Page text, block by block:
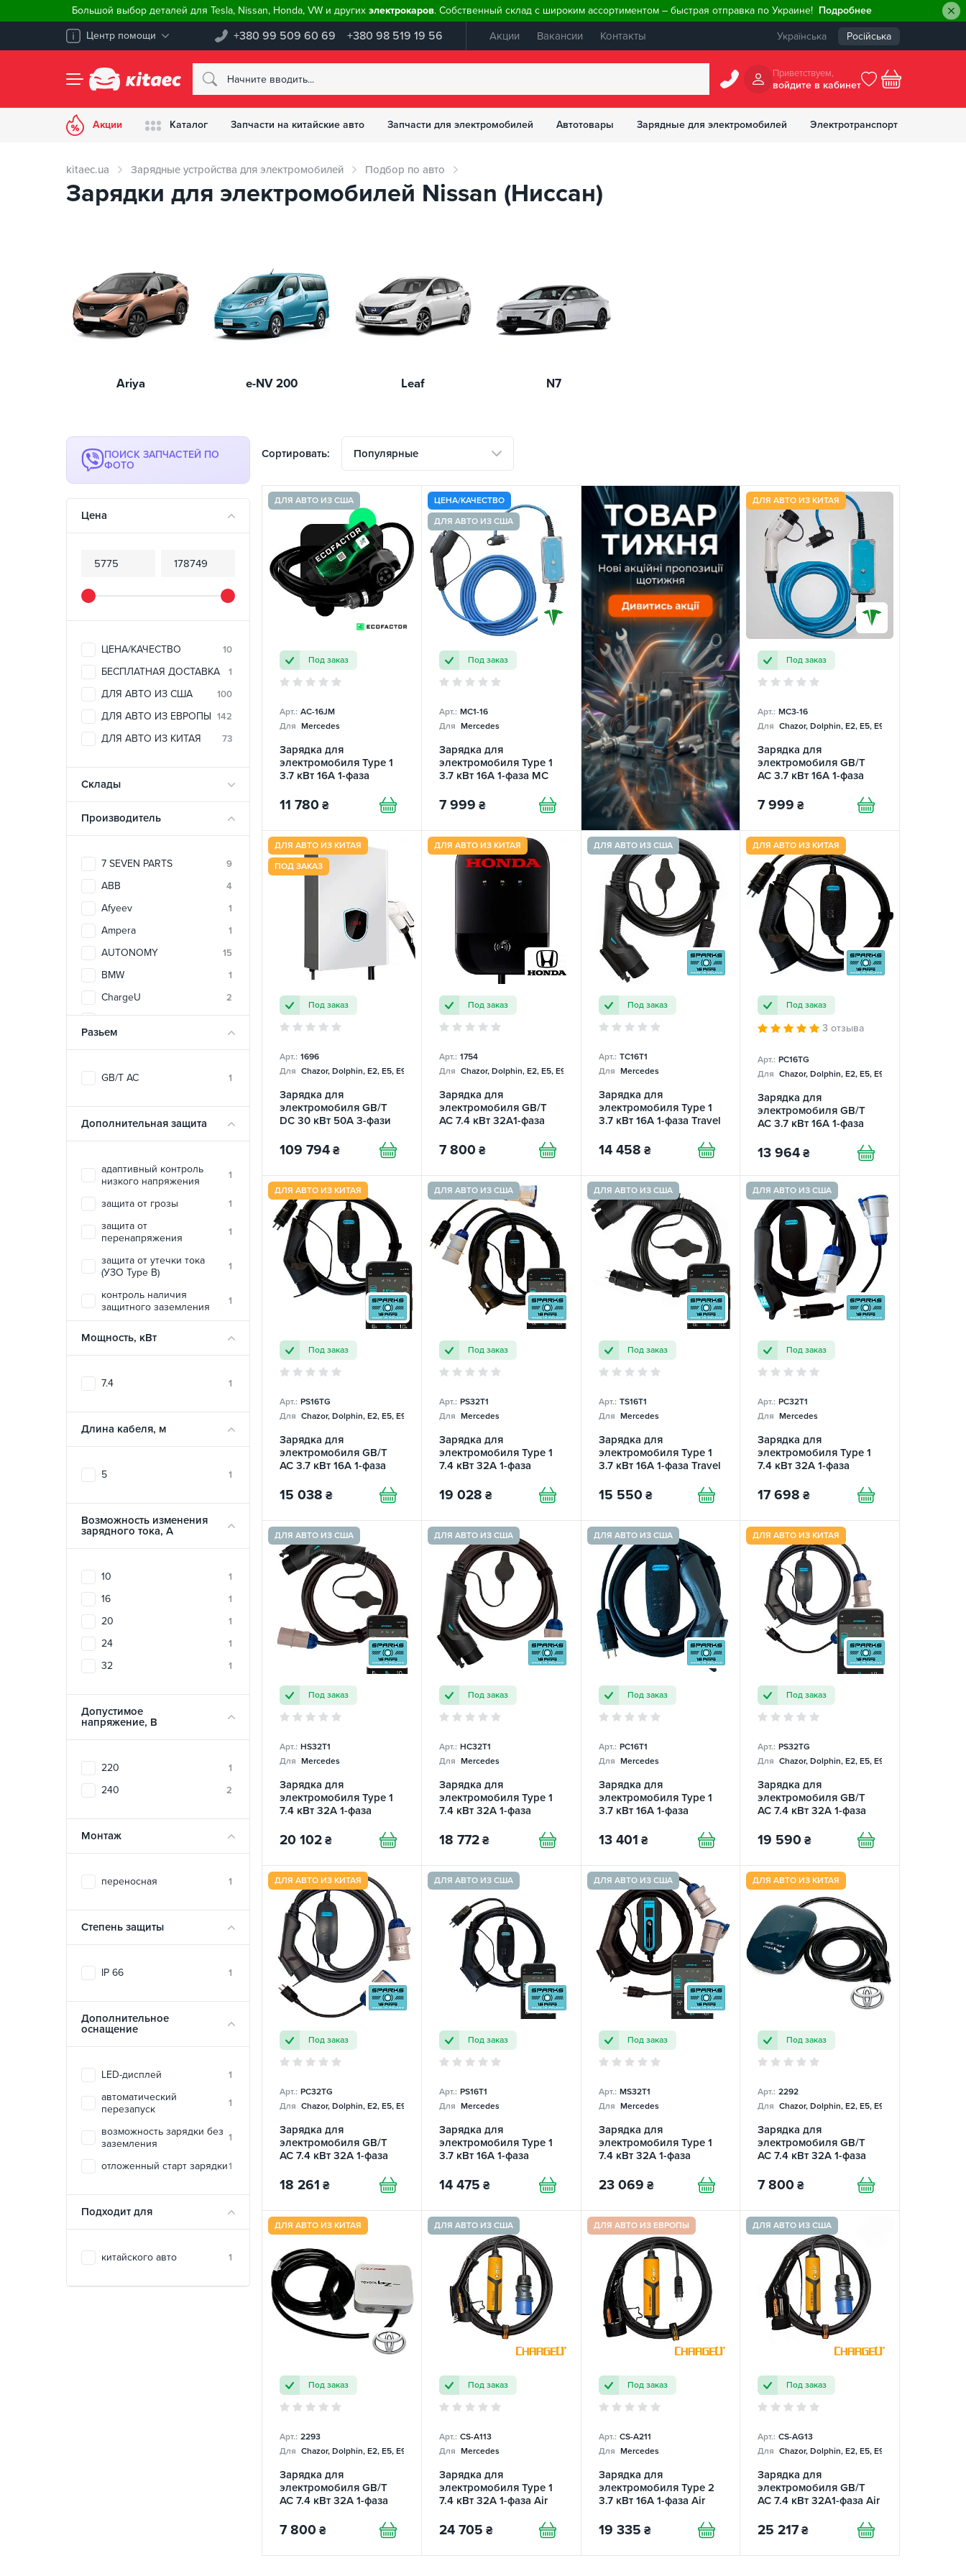
Большой выбор деталей для Tesla, Nissan, Honda, VW и других электрокаров. Собственный склад с широким ассортиментом – быстрая отправка по Украине! Подробнее
Центр помощи +380 99 509 60 69 +380 98 519 19 56 Акции Вакансии Контакты Українська Російська
Приветствуем,
войдите в кабинет
Акции Каталог Запчасти на китайские авто Запчасти для электромобилей Автотовары Зарядные для электромобилей Электротранспорт
kitaec.ua Зарядные устройства для электромобилей Подбор по авто
Зарядки для электромобилей Nissan (Ниссан)
Ariya e-NV 200 Leaf N7
ПОИСК ЗАПЧАСТЕЙ ПО
ФОТО
Цена
ЦЕНА/КАЧЕСТВО 10
БЕСПЛАТНАЯ ДОСТАВКА 1
ДЛЯ АВТО ИЗ США 100
ДЛЯ АВТО ИЗ ЕВРОПЫ 142
ДЛЯ АВТО ИЗ КИТАЯ 73
Склады
Производитель
7 SEVEN PARTS 9
ABB 4
Afyeev 1
Ampera 1
AUTONOMY 15
BMW 1
ChargeU 2
DEPOW 2
ElectroS 5
EVEUS
Green Cell 2
6
Octa Energy
SPARKS 2
UACHARGER
Разьем
GB/T AC 1
Дополнительная защита
адаптивный контроль
низкого напряжения
1
защита от грозы 1
защита от
перенапряжения
1
защита от утечки тока
(УЗО Type B)
1
контроль наличия
защитного заземления
1
1
температурная защита
защита
1
Мощность, кВт
7.4 1
Длина кабеля, м
5 1
Возможность изменения
зарядного тока, A
10 1
16 1
20 1
24 1
32 1
Допустимое
напряжение, В
220 1
240 2
Монтаж
переносная 1
Степень защиты
IP 66 1
Дополнительное
оснащение
LED-дисплей 1
автоматический
перезапуск
1
возможность зарядки без
заземления
1
отложенный старт зарядки1
Подходит для
китайского авто 1
Сортировать: Популярные
ДЛЯ АВТО ИЗ США
Под заказ
Арт.: AC-16JM
Для Mercedes
Зарядка для
электромобиля Type 1
3.7 кВт 16А 1-фаза
ECOFACTOR
11 780 ₴
ЦЕНА/КАЧЕСТВО
ДЛЯ АВТО ИЗ США
Под заказ
Арт.: MC1-16
Для Mercedes
Зарядка для
электромобиля Type 1
3.7 кВт 16А 1-фаза MC
GREEN
7 999 ₴
ДЛЯ АВТО ИЗ КИТАЯ
Под заказ
Арт.: MC3-16
Для Chazor, Dolphin, E2, E5, E9, Mercedes
Зарядка для
электромобиля GB/T
AC 3.7 кВт 16А 1-фаза
GREEN
7 999 ₴
ДЛЯ АВТО ИЗ КИТАЯ
ПОД ЗАКАЗ
Под заказ
Арт.: 1696
Для Chazor, Dolphin, E2, E5, E9, Mercedes
Зарядка для
электромобиля GB/T
DC 30 кВт 50А 3-фази
109 794 ₴
ДЛЯ АВТО ИЗ КИТАЯ
Под заказ
Арт.: 1754
Для Chazor, Dolphin, E2, E5, E9, Mercedes
Зарядка для
электромобиля GB/T
AC 7.4 кВт 32A1-фаза
7 800 ₴
ДЛЯ АВТО ИЗ США
Под заказ
Арт.: TC16T1
Для Mercedes
Зарядка для
электромобиля Type 1
3.7 кВт 16А 1-фаза Travel
14 458 ₴
ДЛЯ АВТО ИЗ КИТАЯ
Под заказ
3 отзыва
Арт.: PC16TG
Для Chazor, Dolphin, E2, E5, E9, Mercedes
Зарядка для
электромобиля GB/T
AC 3.7 кВт 16А 1-фаза
SPARKS
13 964 ₴
ДЛЯ АВТО ИЗ КИТАЯ
Под заказ
Арт.: PS16TG
Для Chazor, Dolphin, E2, E5, E9, Mercedes
Зарядка для
электромобиля GB/T
AC 3.7 кВт 16А 1-фаза
15 038 ₴
ДЛЯ АВТО ИЗ США
Под заказ
Арт.: PS32T1
Для Mercedes
Зарядка для
электромобиля Type 1
7.4 кВт 32А 1-фаза
19 028 ₴
ДЛЯ АВТО ИЗ США
Под заказ
Арт.: TS16T1
Для Mercedes
Зарядка для
электромобиля Type 1
3.7 кВт 16А 1-фаза Travel
15 550 ₴
ДЛЯ АВТО ИЗ США
Под заказ
Арт.: PC32T1
Для Mercedes
Зарядка для
электромобиля Type 1
7.4 кВт 32А 1-фаза
SPARKS
17 698 ₴
ДЛЯ АВТО ИЗ США
Под заказ
Арт.: HS32T1
Для Mercedes
Зарядка для
электромобиля Type 1
7.4 кВт 32А 1-фаза
20 102 ₴
ДЛЯ АВТО ИЗ США
Под заказ
Арт.: HC32T1
Для Mercedes
Зарядка для
электромобиля Type 1
7.4 кВт 32А 1-фаза
18 772 ₴
ДЛЯ АВТО ИЗ США
Под заказ
Арт.: PC16T1
Для Mercedes
Зарядка для
электромобиля Type 1
3.7 кВт 16А 1-фаза
13 401 ₴
ДЛЯ АВТО ИЗ КИТАЯ
Под заказ
Арт.: PS32TG
Для Chazor, Dolphin, E2, E5, E9, Mercedes
Зарядка для
электромобиля GB/T
AC 7.4 кВт 32А 1-фаза
19 590 ₴
ДЛЯ АВТО ИЗ КИТАЯ
Под заказ
Арт.: PC32TG
Для Chazor, Dolphin, E2, E5, E9, Mercedes
Зарядка для
электромобиля GB/T
AC 7.4 кВт 32А 1-фаза
SPARKS
18 261 ₴
ДЛЯ АВТО ИЗ США
Под заказ
Арт.: PS16T1
Для Mercedes
Зарядка для
электромобиля Type 1
3.7 кВт 16А 1-фаза
14 475 ₴
ДЛЯ АВТО ИЗ США
Под заказ
Арт.: MS32T1
Для Mercedes
Зарядка для
электромобиля Type 1
7.4 кВт 32А 1-фаза
23 069 ₴
ДЛЯ АВТО ИЗ КИТАЯ
Под заказ
Арт.: 2292
Для Chazor, Dolphin, E2, E5, E9, Mercedes
Зарядка для
электромобиля GB/T
AC 7.4 кВт 32А 1-фаза
7 800 ₴
ДЛЯ АВТО ИЗ КИТАЯ
Под заказ
Арт.: 2293
Для Chazor, Dolphin, E2, E5, E9, Mercedes
Зарядка для
электромобиля GB/T
AC 7.4 кВт 32А 1-фаза
7 800 ₴
ДЛЯ АВТО ИЗ США
Под заказ
Арт.: CS-A113
Для Mercedes
Зарядка для
электромобиля Type 1
7.4 кВт 32A 1-фаза Air
24 705 ₴
ДЛЯ АВТО ИЗ ЕВРОПЫ
Под заказ
Арт.: CS-A211
Для Mercedes
Зарядка для
электромобиля Type 2
3.7 кВт 16А 1-фаза Air
19 335 ₴
ДЛЯ АВТО ИЗ США
Под заказ
Арт.: CS-AG13
Для Chazor, Dolphin, E2, E5, E9, Mercedes
Зарядка для
электромобиля GB/T
AC 7.4 кВт 32A1-фаза Air
25 217 ₴